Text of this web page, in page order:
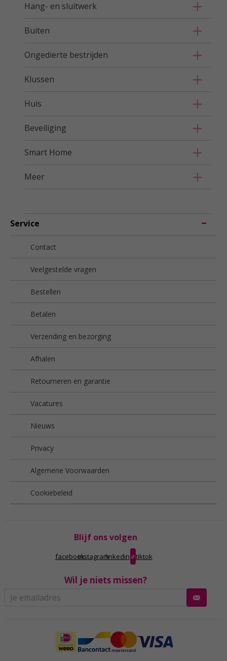
Hang- en sluitwerk
Buiten
Ongedierte bestrijden
Klussen
Huis
Beveiliging
Smart Home
Meer
Service
Contact
Veelgestelde vragen
Bestellen
Betalen
Verzending en bezorging
Afhalen
Retourneren en garantie
Vacatures
Nieuws
Privacy
Algemene Voorwaarden
Cookiebeleid
Blijf ons volgen
facebookinstagramlinkedin tiktok
Wil je niets missen?